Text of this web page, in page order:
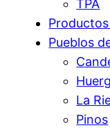
TPA
Pueblos
La
Pinos